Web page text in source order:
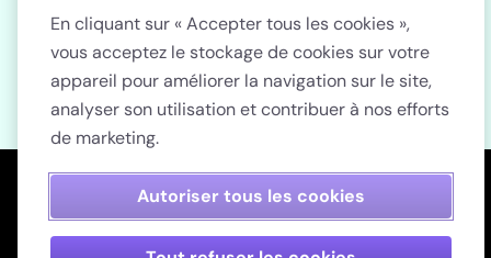
Pays
Paiement sécurisé
Nous utilisons des cookies nécessaires et technologies similaires
pour garantir le bon fonctionnement de notre site.Pour nous aider à
améliorer nos activités et surveiller nos activités et celles réalisées
par nos partenaires tiers, nous souhaiterions également activer des
cookies facultatifs et similaires à des fins analytiques, sociales et de
En cliquant sur « Accepter tous les cookies »,
vous acceptez le stockage de cookies sur votre
appareil pour améliorer la navigation sur le site,
analyser son utilisation et contribuer à nos efforts
de marketing.
Autoriser tous les cookies